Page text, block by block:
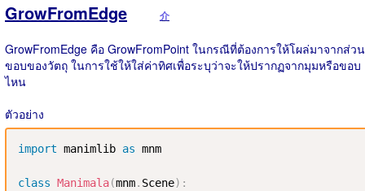
GrowFromEdge 介
GrowFromEdge คือ GrowFromPoint ในกรณีที่ต้องการให้โผล่มาจากส่วน
ขอบของวัตถุ ในการใช้ให้ใส่ค่าทิศเพื่อระบุว่าจะให้ปรากฏจากมุมหรือขอบ
ไหน
ตัวอย่าง
import manimlib as mnm
class Manimala(mnm. Scene) :